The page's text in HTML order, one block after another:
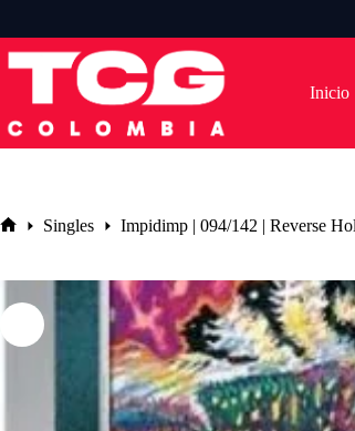
al
Inicio
Singles Impidimp | 094/142 | Reverse